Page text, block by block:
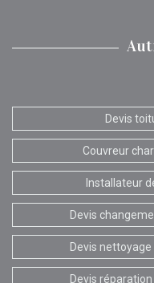
Devis
Couvreur
Installateur
Devis
Devis
Devis